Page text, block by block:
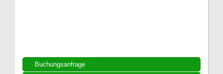
Buchungsanfrage